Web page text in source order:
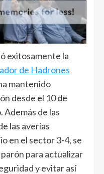
exitosamente la
de Hadrones
mantenido
desde el 10 de
Además de las
las averías
en el sector 3-4, se
para actualizar
y evitar así